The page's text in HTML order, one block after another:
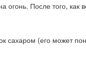
После того,
сахаром (его может